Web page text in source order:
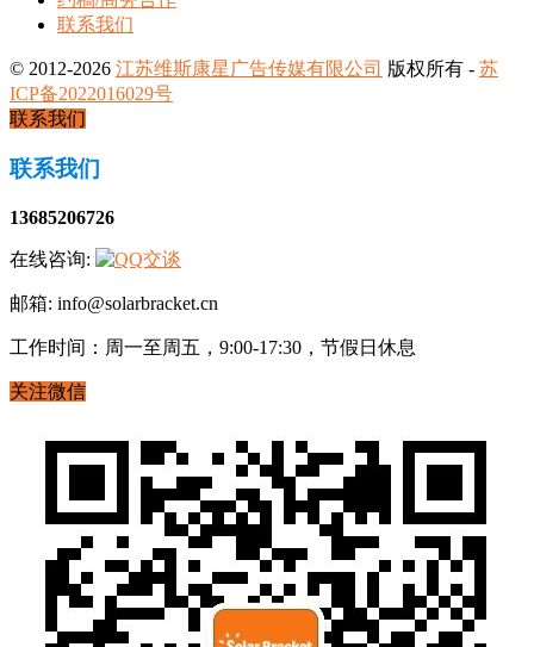
联系我们
© 2012-2026 江苏维斯康星广告传媒有限公司 版权所有 - 苏
ICP备2022016029号
联系我们
联系我们
13685206726
在线咨询:
邮箱: info@solarbracket.cn
工作时间：周一至周五，9:00-17:30，节假日休息
关注微信